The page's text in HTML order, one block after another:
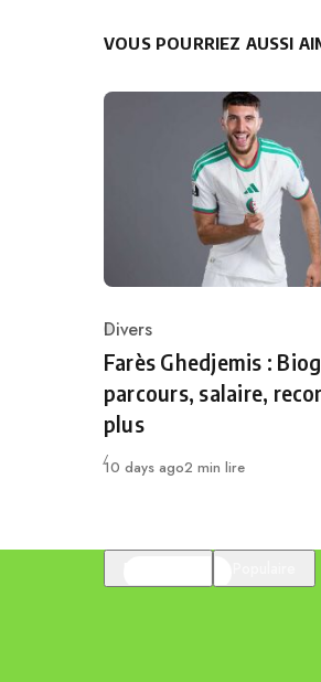
VOUS POURRIEZ AUSSI
Category
Divers
Farès Ghedjemis :
parcours, salaire,
plus
Publié
10 days ago2 min lire